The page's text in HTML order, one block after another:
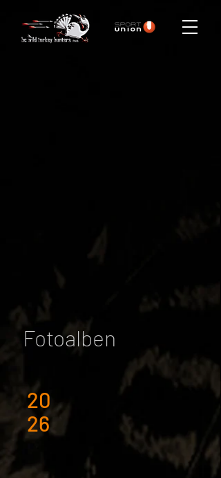
Fotoalben
20
26